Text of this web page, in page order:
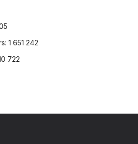
1 651 242
722